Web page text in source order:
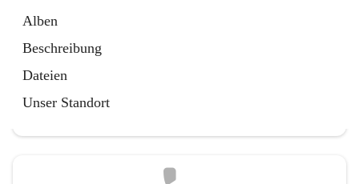
Alben
Beschreibung
Dateien
Unser Standort